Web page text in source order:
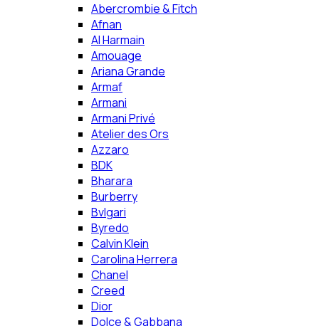
Abercrombie & Fitch
Afnan
Al Harmain
Amouage
Ariana Grande
Armaf
Armani
Armani Privé
Atelier des Ors
Azzaro
BDK
Bharara
Burberry
Bvlgari
Byredo
Calvin Klein
Carolina Herrera
Chanel
Creed
Dior
Dolce & Gabbana